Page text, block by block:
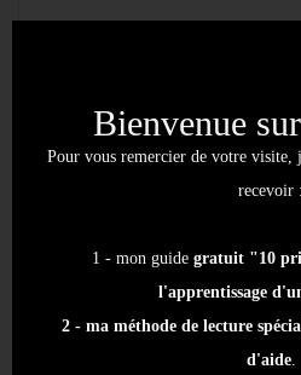
Articles similaires
Bienvenue
Pour vous remercier de votre
recevoir :
1 - mon guide gratuit "10
l'apprentissage
2 - ma méthode de lecture
d'aide.